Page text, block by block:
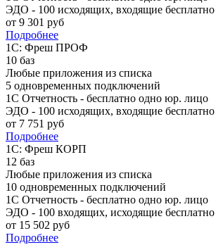
ЭДО - 100 исходящих, входящие бесплатно
от 9 301 руб
Подробнее
1С: Фреш ПРОФ
10 баз
Любые приложения из списка
5 одновременных подключений
1С Отчетность - бесплатно одно юр. лицо
ЭДО - 100 исходящих, входящие бесплатно
от 7 751 руб
Подробнее
1С: Фреш КОРП
12 баз
Любые приложения из списка
10 одновременных подключений
1С Отчетность - бесплатно одно юр. лицо
ЭДО - 100 входящих, исходящие бесплатно
от 15 502 руб
Подробнее